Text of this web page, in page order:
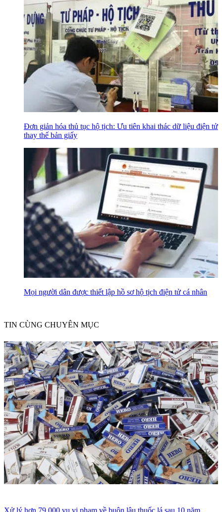
Đơn giản hóa thủ tục hộ tịch: Ưu tiên khai thác dữ liệu điện tử
thay thế bản giấy
Mọi người dân được thiết lập hồ sơ hộ tịch điện tử cá nhân
TIN CÙNG CHUYÊN MỤC
Xử lý hơn 79.000 vụ vi phạm về buôn lậu thuốc lá sau 10 năm